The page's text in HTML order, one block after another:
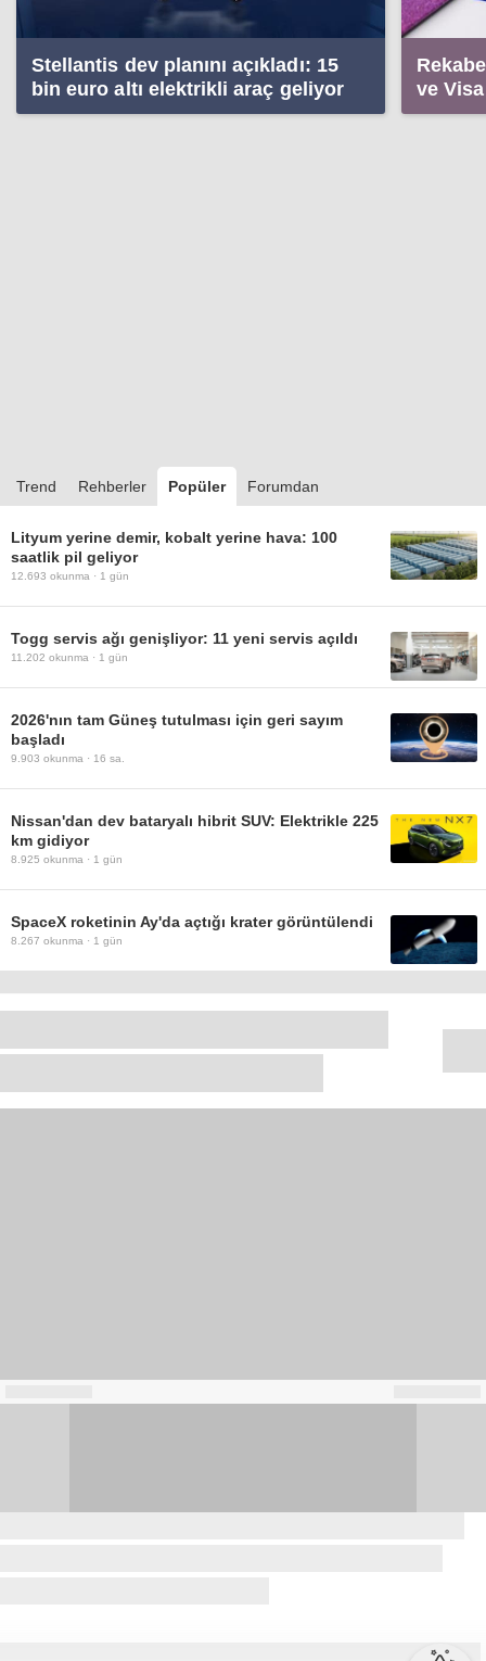
Stellantis dev planını açıkladı: 15
bin euro altı elektrikli araç geliyor
ve
Trend Rehberler Popüler Forumdan
Lityum yerine demir, kobalt yerine hava: 100
saatlik pil geliyor
12.693 okunma · 1 gün
Togg servis ağı genişliyor: 11 yeni servis açıldı
11.202 okunma · 1 gün
2026'nın tam Güneş tutulması için geri sayım
başladı
9.903 okunma · 16 sa.
Nissan'dan dev bataryalı hibrit SUV: Elektrikle 225
km gidiyor
8.925 okunma · 1 gün
SpaceX roketinin Ay'da açtığı krater görüntülendi
8.267 okunma · 1 gün